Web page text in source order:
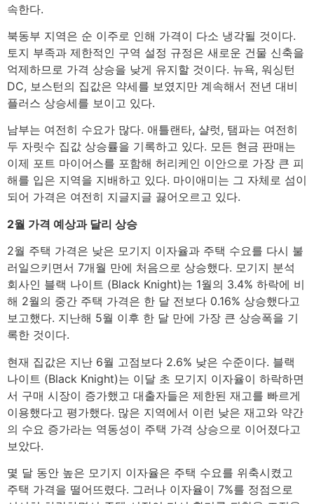
속한다.
북동부 지역은 순 이주로 인해 가격이 다소 냉각될 것이다.
토지 부족과 제한적인 구역 설정 규정은 새로운 건물 신축을
억제하므로 가격 상승을 낮게 유지할 것이다. 뉴욕, 워싱턴
DC, 보스턴의 집값은 약세를 보였지만 계속해서 전년 대비
플러스 상승세를 보이고 있다.
남부는 여전히 수요가 많다. 애틀랜타, 샬럿, 탬파는 여전히
두 자릿수 집값 상승률을 기록하고 있다. 모든 현금 판매는
이제 포트 마이어스를 포함해 허리케인 이안으로 가장 큰 피
해를 입은 지역을 지배하고 있다. 마이애미는 그 자체로 섬이
되어 가격은 여전히 지글지글 끓어오르고 있다.
2월 가격 예상과 달리 상승
2월 주택 가격은 낮은 모기지 이자율과 주택 수요를 다시 불
러일으키면서 7개월 만에 처음으로 상승했다. 모기지 분석
회사인 블랙 나이트 (Black Knight)는 1월의 3.4% 하락에 비
해 2월의 중간 주택 가격은 한 달 전보다 0.16% 상승했다고
보고했다. 지난해 5월 이후 한 달 만에 가장 큰 상승폭을 기
록한 것이다.
현재 집값은 지난 6월 고점보다 2.6% 낮은 수준이다. 블랙
나이트 (Black Knight)는 이달 초 모기지 이자율이 하락하면
서 구매 시장이 증가했고 대출자들은 제한된 재고를 빠르게
이용했다고 평가했다. 많은 지역에서 이런 낮은 재고와 약간
의 수요 증가라는 역동성이 주택 가격 상승으로 이어졌다고
보았다.
몇 달 동안 높은 모기지 이자율은 주택 수요를 위축시켰고
주택 가격을 떨어뜨렸다. 그러나 이자율이 7%를 정점으로